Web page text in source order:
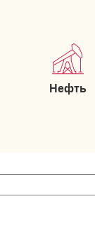
Нефть